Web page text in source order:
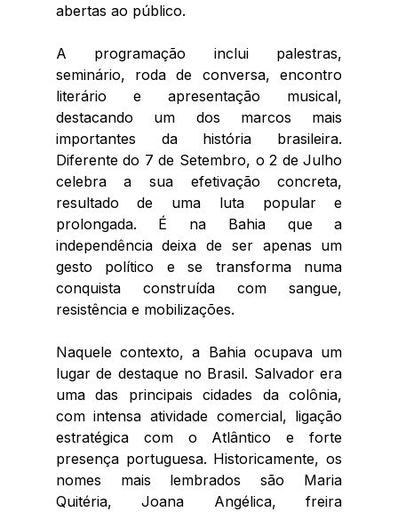
abertas ao público.
A programação inclui palestras,
seminário, roda de conversa, encontro
literário e apresentação musical,
destacando um dos marcos mais
importantes da história brasileira.
Diferente do 7 de Setembro, o 2 de Julho
celebra a sua efetivação concreta,
resultado de uma luta popular e
prolongada. É na Bahia que a
independência deixa de ser apenas um
gesto político e se transforma numa
conquista construída com sangue,
resistência e mobilizações.
Naquele contexto, a Bahia ocupava um
lugar de destaque no Brasil. Salvador era
uma das principais cidades da colônia,
com intensa atividade comercial, ligação
estratégica com o Atlântico e forte
presença portuguesa. Historicamente, os
nomes mais lembrados são Maria
Quitéria, Joana Angélica, freira